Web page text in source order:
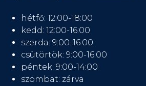
hétfő: 12:00-18:00
kedd: 12:00-16:00
szerda: 9:00-16:00
csütörtök: 9:00-16:00
péntek: 9:00-14:00
szombat: zárva